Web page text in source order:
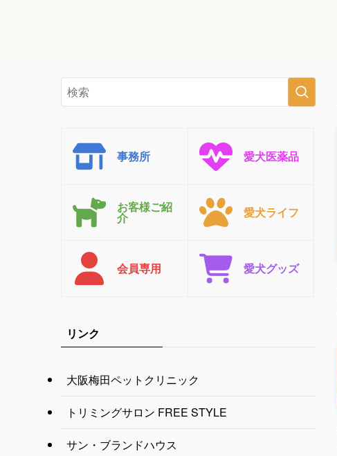
事務所 愛犬医薬品
お客様ご紹
介 愛犬ライフ
会員専用 愛犬グッズ
リンク
大阪梅田ペットクリニック
トリミングサロン FREE STYLE
サン・ブランドハウス